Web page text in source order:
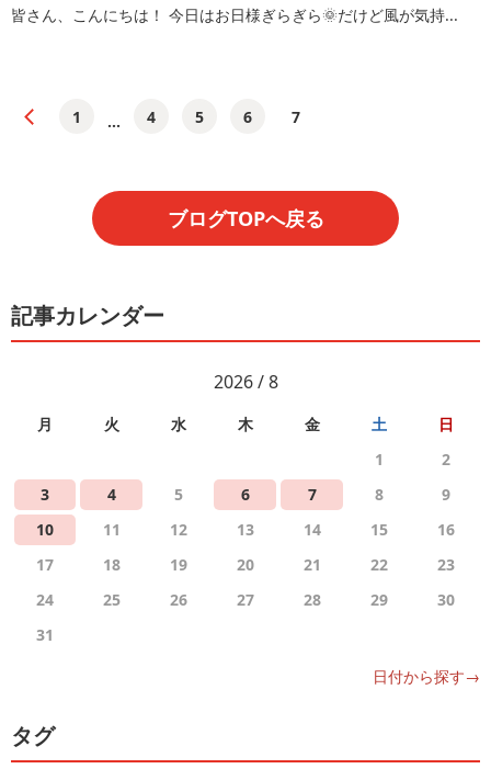
皆さん、こんにちは！ 今日はお日様ぎらぎら🌞だけど風が気持...
1 ... 4 5 6 7
ブログTOPへ戻る
記事カレンダー
2026 / 8
月 火 水 木 金 土
日
1
2
3
4 5 6 7 8
9
10
11 12 13 14 15
16
17
18 19 20 21 22
23
24
25 26 27 28 29
30
31
日付から探す→
タグ